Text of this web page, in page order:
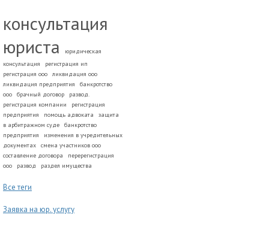
консультация
юриста
юридическая
консультация
регистрация ип
регистрация ооо
ликвидация ооо
ликвидация предприятия
банкротство
ооо
брачный договор
развод.
регистрация компании
регистрация
предприятия
помощь адвоката
защита
в арбитражном суде
банкротство
предприятия
изменения в учредительных
документах
смена участников ооо
составление договора
перерегистрация
ооо
развод раздел имущества
Все теги
Заявка на юр. услугу